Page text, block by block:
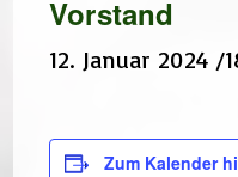
Vorstand
12. Januar 2024 /
Zum Kalender